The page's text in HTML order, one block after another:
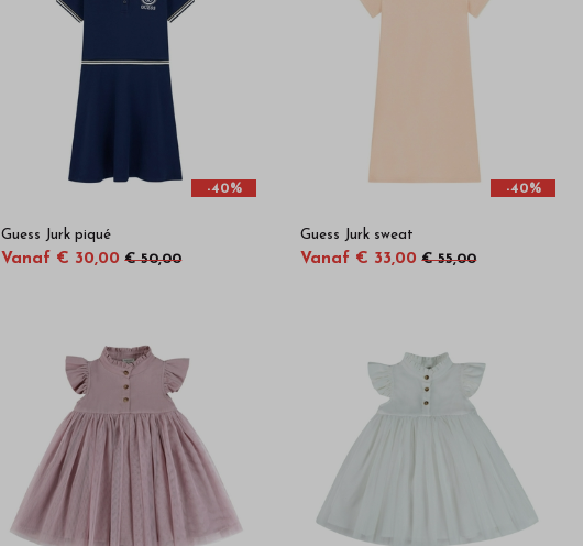
-40%
Guess Jurk piqué
Vanaf € 30,00 € 50,00
-40%
Guess Jurk sweat
Vanaf € 33,00 € 55,00